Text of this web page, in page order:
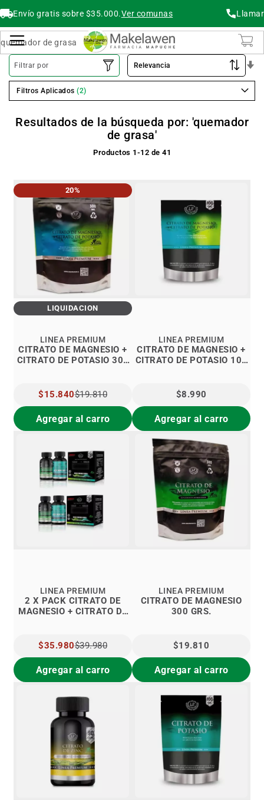
Envío gratis sobre $35.000.Ver comunas Llamar
Resultados de la búsqueda por: 'quemador
de grasa'
Productos 1 -12 de 41
20%
LIQUIDACIÓN
CITRATO DE MAGNESIO +
CITRATO DE POTASIO 300
LINEA PREMIUM
PRECIO
ESPECIAL
$15.840$19.810
Agregar al carro
CITRATO DE MAGNESIO +
CITRATO DE POTASIO 100
LINEA PREMIUM
$8.990
Agregar al carro
2 X PACK CITRATO DE
MAGNESIO + CITRATO DE
LINEA PREMIUM
PRECIO
ESPECIAL
$35.980$39.980
Agregar al carro
CITRATO DE MAGNESIO
300 GRS.
LINEA PREMIUM
$19.810
Agregar al carro
Filtrar por
Filtros Aplicados